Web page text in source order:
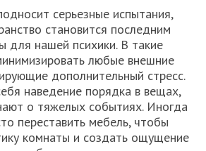
серьезные испытания,
становится последним
для нашей психики. В такие
любые внешние
дополнительный стресс.
наведение порядка в вещах,
о тяжелых событиях. Иногда
переставить мебель, чтобы
комнаты и создать ощущение